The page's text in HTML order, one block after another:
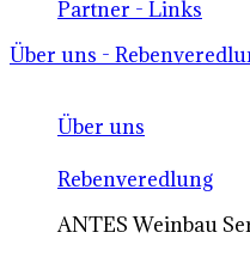
Partner - Links
Über uns -
Über uns
Rebenveredlung
ANTES Weinbau